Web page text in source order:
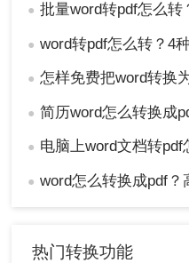
● 批量word转pdf怎么转
● word转pdf怎么转？4
● 怎样免费把word转换为
● 简历word怎么转换成pdf
● 电脑上word文档转pdf怎
● word怎么转换成pdf？
热门转换功能